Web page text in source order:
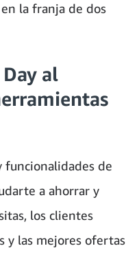
la franja de dos
al
funcionalidades de
a ahorrar y
los clientes
y las mejores ofertas